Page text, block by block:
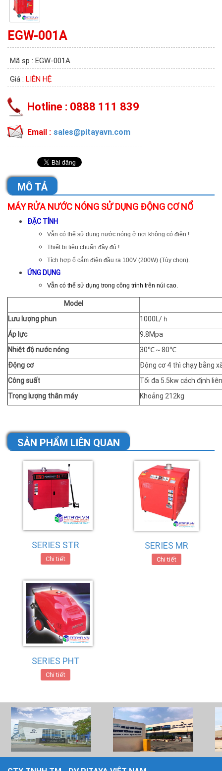
EGW-001A
Mã sp : EGW-001A
Giá : LIÊN HỆ
Hotline : 0888 111 839
Email : sales@pitayavn.com
MÔ TẢ
MÁY RỬA NƯỚC NÓNG SỬ DỤNG ĐỘNG CƠ NỔ
ĐẶC TÍNH
Vẫn có thể sử dụng nước nóng ở nơi không có điện !
Thiết bị tiêu chuẩn đầy đủ !
Tích hợp ổ cắm điện đầu ra 100V (200W) (Tùy chọn).
ỨNG DỤNG
Vẫn có thể sử dụng trong công trình trên núi cao.
Model
Lưu lượng phun
1000L/ｈ
Áp lực
9.8Mpa
Nhiệt độ nước nóng
30℃～80℃
Động cơ
Động cơ 4 thì chạy bằng
Công suất
Tối đa 5.5kw cách định
Trọng lượng thân máy
Khoảng 212kg
SẢN PHẨM LIÊN QUAN
SERIES STR
Chi tiết
SERIES MR
Chi tiết
SERIES PHT
Chi tiết